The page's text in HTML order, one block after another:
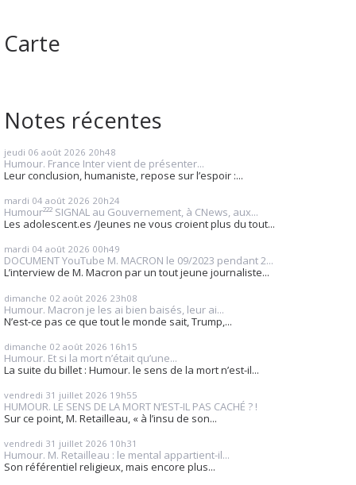
Carte
Notes récentes
jeudi 06 août 2026 20h48
Humour. France Inter vient de présenter...
Leur conclusion, humaniste, repose sur l’espoir :...
mardi 04 août 2026 20h24
Humour²²² SIGNAL au Gouvernement, à CNews, aux...
Les adolescent.es /Jeunes ne vous croient plus du tout...
mardi 04 août 2026 00h49
DOCUMENT YouTube M. MACRON le 09/2023 pendant 2...
L’interview de M. Macron par un tout jeune journaliste...
dimanche 02 août 2026 23h08
Humour. Macron je les ai bien baisés, leur ai...
N’est-ce pas ce que tout le monde sait, Trump,...
dimanche 02 août 2026 16h15
Humour. Et si la mort n’était qu’une...
La suite du billet : Humour. le sens de la mort n’est-il...
vendredi 31 juillet 2026 19h55
HUMOUR. LE SENS DE LA MORT N’EST-IL PAS CACHÉ ? !
Sur ce point, M. Retailleau, « à l’insu de son...
vendredi 31 juillet 2026 10h31
Humour. M. Retailleau : le mental appartient-il...
Son référentiel religieux, mais encore plus...